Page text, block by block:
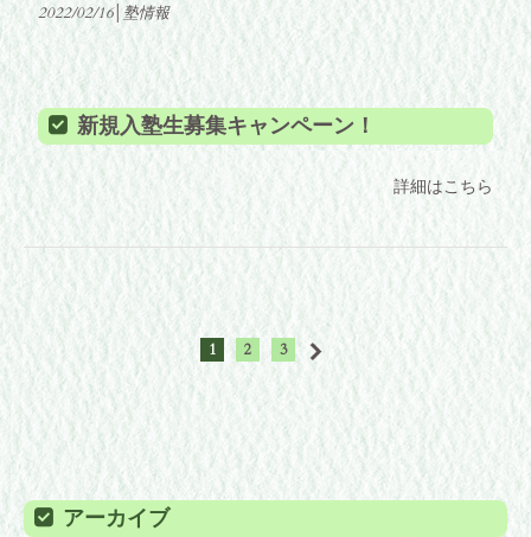
2022/02/16│塾情報
新規入塾生募集キャンペーン！
詳細はこちら
1 2 3
アーカイブ